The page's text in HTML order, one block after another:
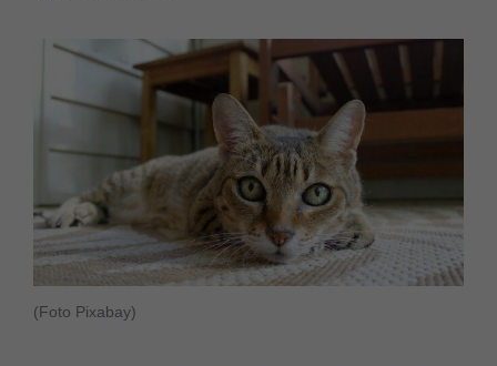
(Foto Pixabay)